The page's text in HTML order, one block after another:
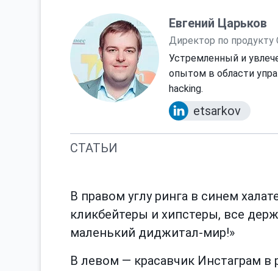
Евгений Царьков
Директор по продукту
Устремленный и
опытом в области
hacking.
etsarkov
СТАТЬИ
В правом углу ринга в синем
кликбейтеры и хипстеры, все
маленький диджитал-мир!»
В левом — красавчик Инстаграм